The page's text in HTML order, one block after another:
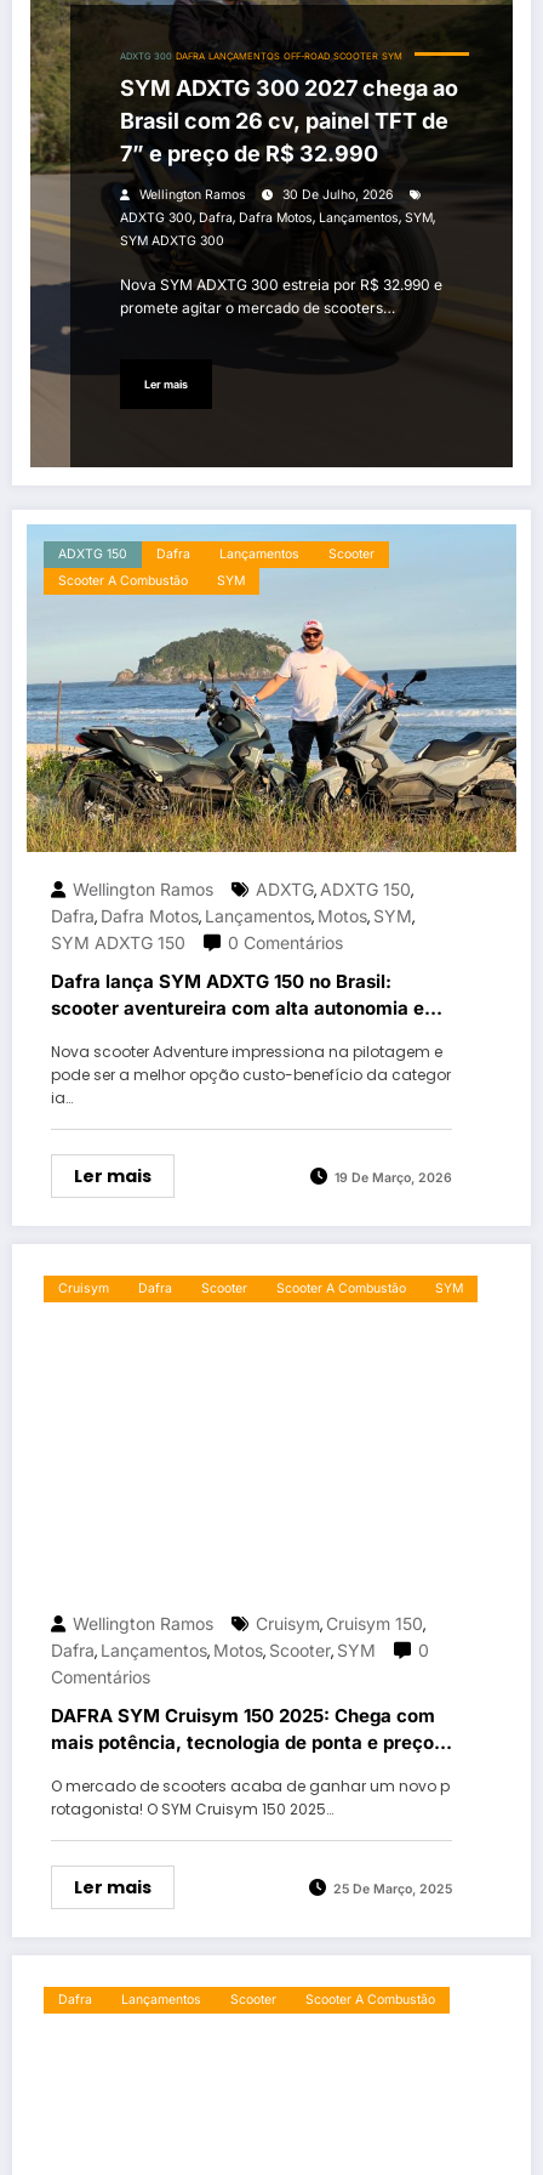
ADXTG 300 DAFRA LANÇAMENTOS OFF-ROAD SCOOTER SYM
SYM ADXTG 300 2027 chega ao
Brasil com 26 cv, painel TFT de
7” e preço de R$ 32.990
Wellington Ramos
30 De Julho, 2026
ADXTG 300,Dafra, Dafra Motos, Lançamentos, SYM,
SYM ADXTG 300
Nova SYM ADXTG 300 estreia por R$ 32.990 e
promete agitar o mercado de scooters…
Ler mais
ADXTG 150 Dafra Lançamentos
Scooter
Scooter A Combustão
SYM
Wellington Ramos ADXTG, ADXTG 150,
Dafra, Dafra Motos, Lançamentos, Motos, SYM,
SYM ADXTG 150
0 Comentários
Dafra lança SYM ADXTG 150 no Brasil:
scooter aventureira com alta autonomia e
Nova scooter Adventure impressiona na pilotagem e
pode ser a melhor opção custo-benefício da categor
ia…
Ler mais 19 De Março, 2026
Cruisym Dafra Scooter Scooter A Combustão SYM
Wellington Ramos Cruisym, Cruisym 150,
Dafra, Lançamentos, Motos, Scooter, SYM
0
Comentários
DAFRA SYM Cruisym 150 2025: Chega com
mais potência, tecnologia de ponta e preço
O mercado de scooters acaba de ganhar um novo p
rotagonista! O SYM Cruisym 150 2025…
Ler mais 25 De Março, 2025
Dafra Lançamentos Scooter Scooter A Combustão